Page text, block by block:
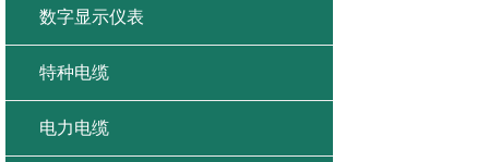
数字显示仪表
特种电缆
电力电缆